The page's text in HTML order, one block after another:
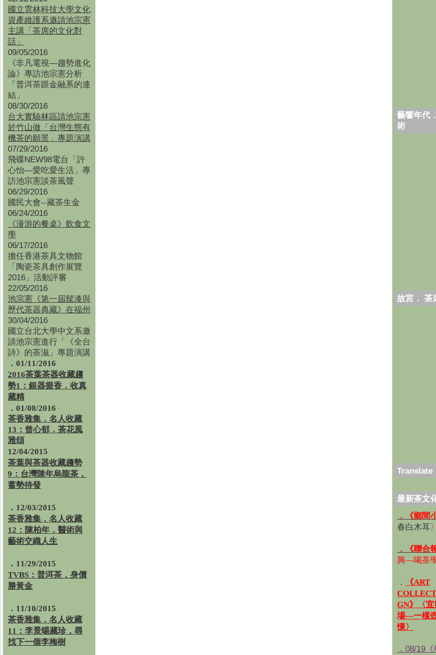
國立雲林科技大學文化
資產維護系邀請池宗憲
主講「茶席的文化對
話」
09/05/2016
《非凡電視—趨勢進化
論》專訪池宗憲分析
「普洱茶跟金融系的連
結」
08/30/2016
台大實驗林區請池宗憲
於竹山做「台灣生態有
機茶的願景」專題演講
07/29/2016
飛碟NEW98電台「許
心怡—愛吃愛生活」專
訪池宗憲談茶風聲
06/29/2016
國民大會--藏茶生金
06/24/2016
《漫游的餐桌》飲食文
學
06/17/2016
擔任香港茶具文物館
「陶瓷茶具創作展覽
2016」活動評審
22/05/2016
池宗憲《第一屆髹漆與
歷代茶器典藏》在福州
30/04/2016
國立台北大學中文系邀
請池宗憲進行「《全台
詩》的茶滋」專題演講
．01/11/2016
2016茶葉茶器收藏趨
勢1：銀器掇香．收真
藏精
．01/08/2016
茶香雅集 ． 名人收藏
13：曾心郁．茶花風
雅頌
12/04/2015
茶葉與茶器收藏趨勢
9：台灣陳年烏龍茶，
蓄勢待發
．12/03/2015
茶香雅集．名人收藏
12：陳柏年．醫術與
藝術交織人生
．11/29/2015
TVBS：普洱茶，身價
勝黃金
．11/10/2015
茶香雅集．名人收藏
11：李景暘藏珍，尋
找下一個李梅樹
藝饗年代
術
故宮． 茶
Translate
最新茶文
．《鄉間
春白木耳〉
．《聯合
興—喝茶
．
《ART
GN》〈
場—一樣
憬〉
．08/19